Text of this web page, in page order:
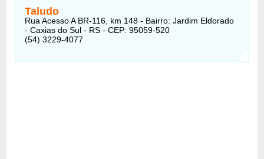
Taludo
Rua Acesso A BR-116, km 148 - Bairro: Jardim Eldorado
- Caxias do Sul - RS - CEP: 95059-520
(54) 3229-4077